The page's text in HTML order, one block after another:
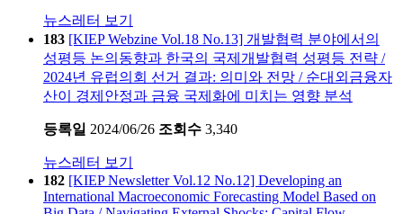
뉴스레터 보기
183 [KIEP Webzine Vol.18 No.13] 개발협력 분야에서의
성평등 논의동향과 한국의 국제개발협력 성평등 전략 /
2024년 유럽의회 선거 결과: 의미와 전망 / 순대외금융자
산이 경제안정과 금융 국제화에 미치는 영향 분석
등록일 2024/06/26 조회수 3,340
뉴스레터 보기
182 [KIEP Newsletter Vol.12 No.12] Developing an
International Macroeconomic Forecasting Model Based on